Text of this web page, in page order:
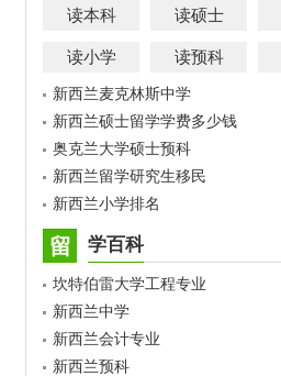
读本科 读硕士
读小学 读预科
新西兰麦克林斯中学
新西兰硕士留学学费多少钱
奥克兰大学硕士预科
新西兰留学研究生移民
新西兰小学排名
留 学百科
坎特伯雷大学工程专业
新西兰中学
新西兰会计专业
新西兰预科